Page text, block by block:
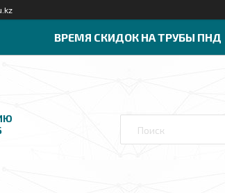
ВРЕМЯ СКИДОК НА ТРУБЫ ПНД